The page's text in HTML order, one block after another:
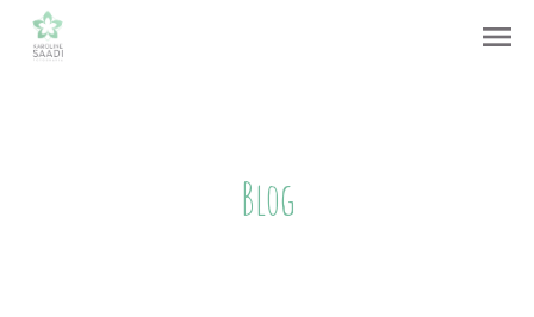
menu
Blog